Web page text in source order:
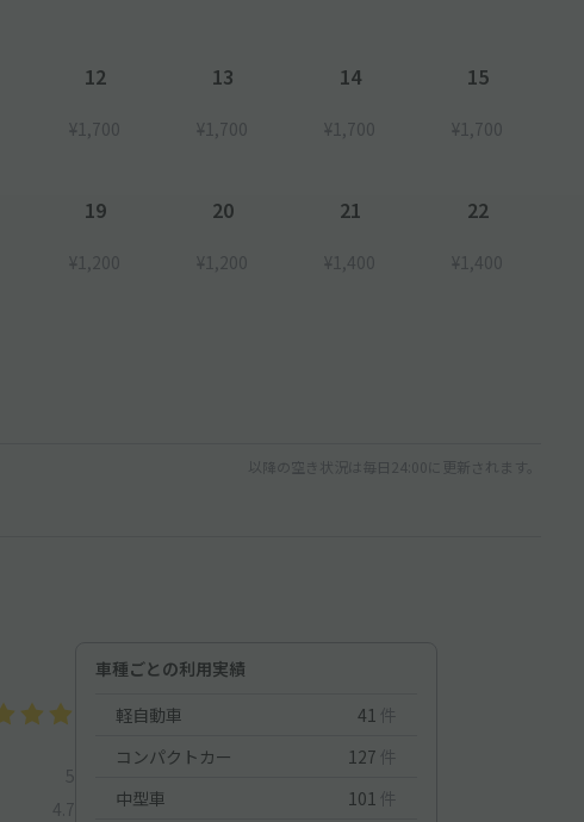
12
¥1,700
13
¥1,700
14
¥1,700
15
¥1,700
19
¥1,200
20
¥1,200
21
¥1,400
22
¥1,400
以降の空き状況は毎日24:00に更新されます。
5
4.7
車種ごとの利用実績
軽自動車
41 件
コンパクトカー
127 件
中型車
101 件